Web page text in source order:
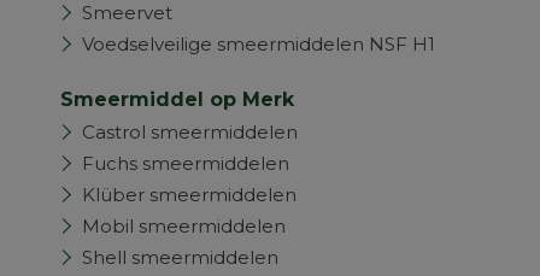
Smeervet
Voedselveilige smeermiddelen NSF H1
Smeermiddel op Merk
Castrol smeermiddelen
Fuchs smeermiddelen
Klüber smeermiddelen
Mobil smeermiddelen
Shell smeermiddelen